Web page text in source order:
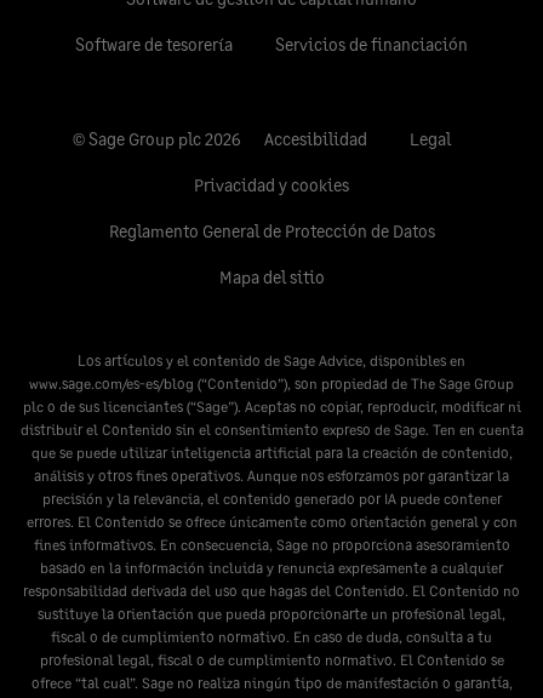
Software de tesorería Servicios de financiación
© Sage Group plc 2026 Accesibilidad Legal
Privacidad y cookies
Reglamento General de Protección de Datos
Mapa del sitio
Los artículos y el contenido de Sage Advice, disponibles en
www.sage.com/es-es/blog (“Contenido”), son propiedad de The Sage Group
plc o de sus licenciantes (“Sage”). Aceptas no copiar, reproducir, modificar ni
distribuir el Contenido sin el consentimiento expreso de Sage. Ten en cuenta
que se puede utilizar inteligencia artificial para la creación de contenido,
análisis y otros fines operativos. Aunque nos esforzamos por garantizar la
precisión y la relevancia, el contenido generado por IA puede contener
errores. El Contenido se ofrece únicamente como orientación general y con
fines informativos. En consecuencia, Sage no proporciona asesoramiento
basado en la información incluida y renuncia expresamente a cualquier
responsabilidad derivada del uso que hagas del Contenido. El Contenido no
sustituye la orientación que pueda proporcionarte un profesional legal,
fiscal o de cumplimiento normativo. En caso de duda, consulta a tu
profesional legal, fiscal o de cumplimiento normativo. El Contenido se
ofrece “tal cual”. Sage no realiza ningún tipo de manifestación o garantía,